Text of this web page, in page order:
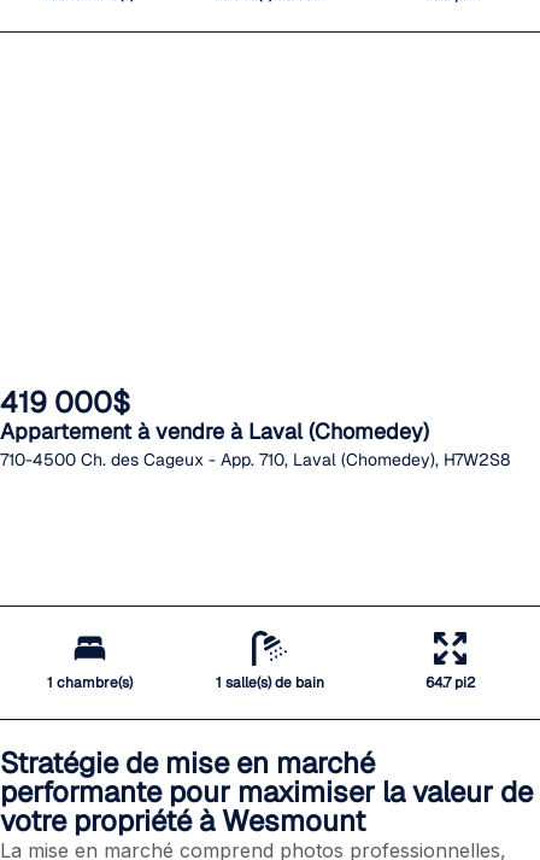
419 000$
Appartement à vendre à Laval (Chomedey)
710-4500 Ch. des Cageux - App. 710, Laval (Chomedey), H7W2S8
1 chambre(s) 1 salle(s) de bain 64.7 pi2
Stratégie de mise en marché
performante pour maximiser la valeur de
votre propriété à Wesmount
La mise en marché comprend photos professionnelles,